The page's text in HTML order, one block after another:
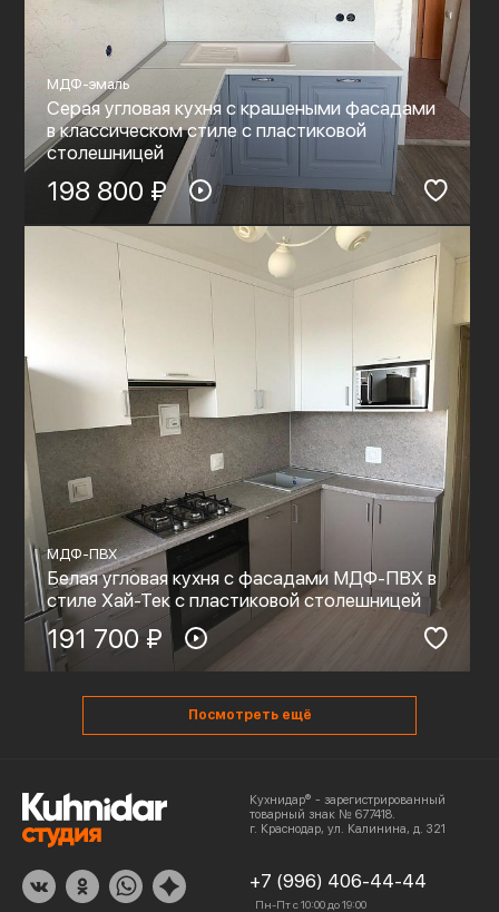
МДФ-эмаль
Серая угловая кухня с крашеными фасадами
в классическом стиле с пластиковой
столешницей
198 800 ₽
МДФ-ПВХ
Белая угловая кухня с фасадами МДФ-ПВХ в
стиле Хай-Тек с пластиковой столешницей
191 700 ₽
Посмотреть ещё
Кухнидар® - зарегистрированный
товарный знак № 677418.
г. Краснодар, ул. Калинина, д. 321
+7 (996) 406-44-44
Пн-Пт с 10:00 до 19:00